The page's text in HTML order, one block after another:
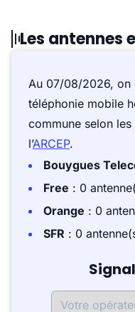
Les antennes
Au 07/08/2026, on
téléphonie mobile
commune selon
l’ARCEP.
Bouygues
Free : 0
Orange : 0
SFR : 0